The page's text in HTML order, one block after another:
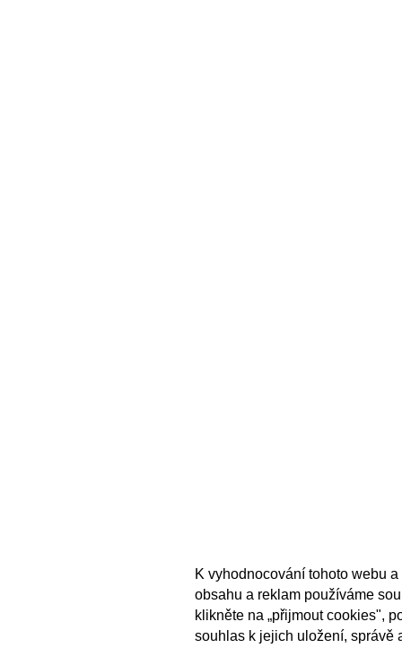
K vyhodnocování tohoto webu
obsahu a reklam používáme
klikněte na „přijmout cookies",
souhlas k jejich uložení, správě